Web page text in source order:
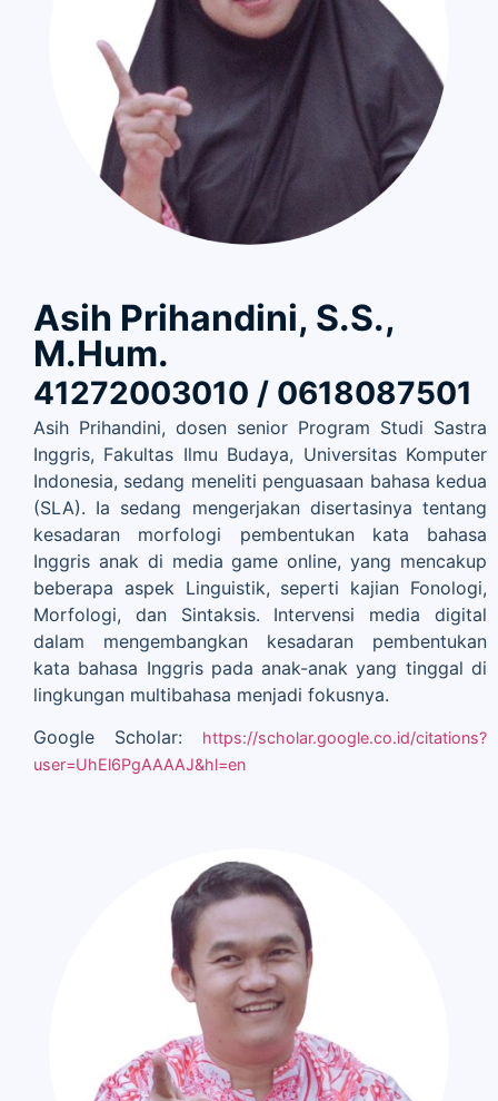
Asih Prihandini, S.S.,
M.Hum.
41272003010 / 0618087501
Asih Prihandini, dosen senior Program Studi Sastra
Inggris, Fakultas Ilmu Budaya, Universitas Komputer
Indonesia, sedang meneliti penguasaan bahasa kedua
(SLA). Ia sedang mengerjakan disertasinya tentang
kesadaran morfologi pembentukan kata bahasa
Inggris anak di media game online, yang mencakup
beberapa aspek Linguistik, seperti kajian Fonologi,
Morfologi, dan Sintaksis. Intervensi media digital
dalam mengembangkan kesadaran pembentukan
kata bahasa Inggris pada anak-anak yang tinggal di
lingkungan multibahasa menjadi fokusnya.
Google Scholar:
https://scholar.google.co.id/citations?
user=UhEl6PgAAAAJ&hl=en